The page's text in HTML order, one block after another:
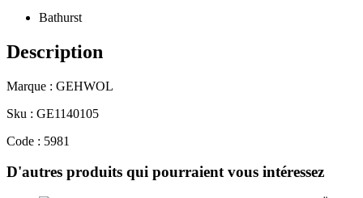
Bathurst
Description
Marque : GEHWOL
Sku : GE1140105
Code : 5981
D'autres produits qui pourraient vous intéressez